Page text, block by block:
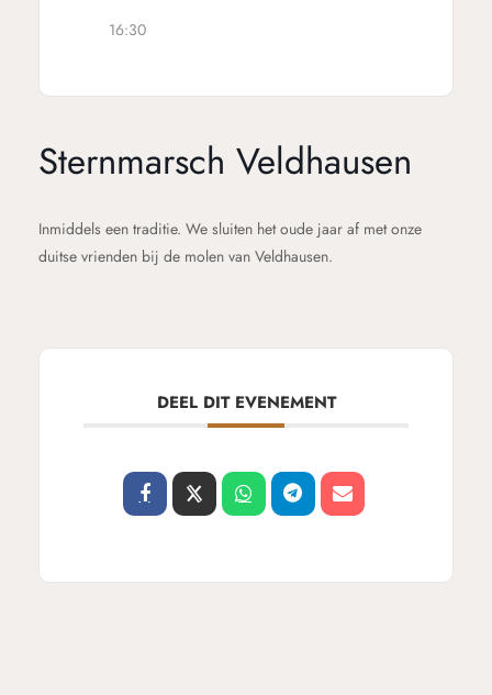
16:30
Sternmarsch Veldhausen
Inmiddels een traditie. We sluiten het oude jaar af met onze
duitse vrienden bij de molen van Veldhausen.
DEEL DIT EVENEMENT